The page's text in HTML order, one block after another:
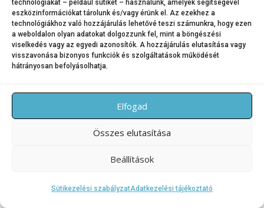
technológiákat – például sütiket – használunk, amelyek segítségével
eszközinformációkat tárolunk és/vagy érünk el. Az ezekhez a
technológiákhoz való hozzájárulás lehetővé teszi számunkra, hogy ezen
a weboldalon olyan adatokat dolgozzunk fel, mint a böngészési
viselkedés vagy az egyedi azonosítók. A hozzájárulás elutasítása vagy
visszavonása bizonyos funkciók és szolgáltatások működését
hátrányosan befolyásolhatja.
Elfogad
Összes elutasítása
Beállítások
Sütikezelési szabályzatAdatkezelési tájékoztató
Copyright © 2026 SZE Alumni – Széchenyi István Egyetem
OnePresstéma FameThemes által